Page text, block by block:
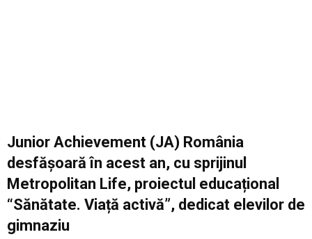
Junior Achievement (JA) România
desfășoară în acest an, cu sprijinul
Metropolitan Life, proiectul educațional
“Sănătate. Viață activă”, dedicat elevilor de
gimnaziu